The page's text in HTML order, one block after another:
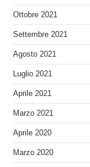
Ottobre 2021
Settembre 2021
Agosto 2021
Luglio 2021
Aprile 2021
Marzo 2021
Aprile 2020
Marzo 2020